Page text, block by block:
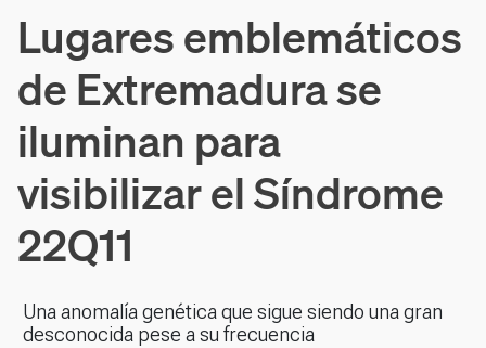
Lugares emblemáticos
de Extremadura se
iluminan para
visibilizar el Síndrome
22Q11
Una anomalía genética que sigue siendo una gran
desconocida pese a su frecuencia